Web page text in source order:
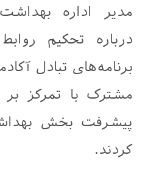
مدیر اداره
درباره تحکیم
برنامه‌های تبادل
مشترک با تمرکز بر
پیشرفت بخش
کردند.